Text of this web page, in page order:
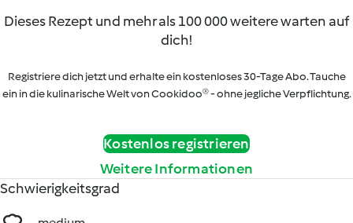
Dieses Rezept und mehr als 100 000 weitere warten auf
dich!
Registriere dich jetzt und erhalte ein kostenloses 30-Tage Abo. Tauche
ein in die kulinarische Welt von Cookidoo® - ohne jegliche Verpflichtung.
Kostenlos registrieren
Weitere Informationen
Schwierigkeitsgrad